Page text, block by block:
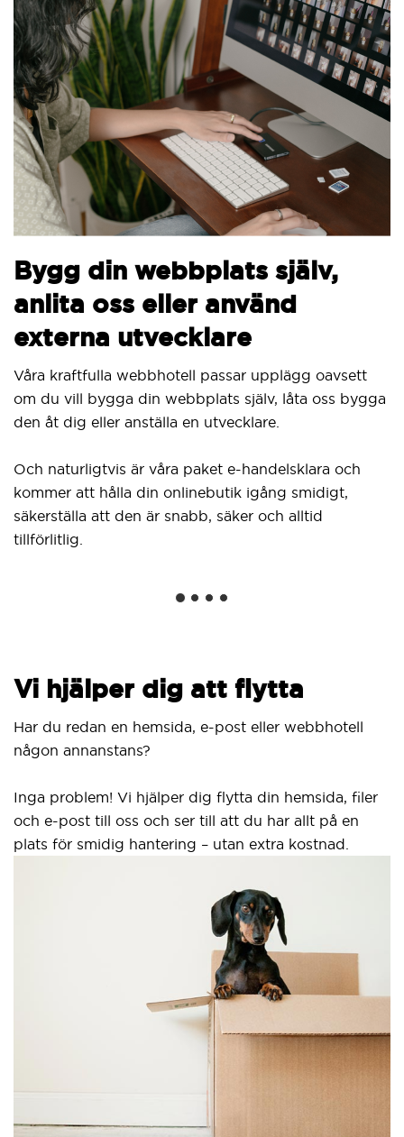
Bygg din webbplats själv,
anlita oss eller använd
externa utvecklare
Våra kraftfulla webbhotell passar upplägg oavsett
om du vill bygga din webbplats själv, låta oss bygga
den åt dig eller anställa en utvecklare.
Och naturligtvis är våra paket e-handelsklara och
kommer att hålla din onlinebutik igång smidigt,
säkerställa att den är snabb, säker och alltid
tillförlitlig.
Vi hjälper dig att flytta
Har du redan en hemsida, e-post eller webbhotell
någon annanstans?
Inga problem! Vi hjälper dig flytta din hemsida, filer
och e-post till oss och ser till att du har allt på en
plats för smidig hantering – utan extra kostnad.